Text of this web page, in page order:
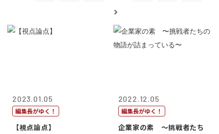
2023.01.05
編集長がゆく！
【視点論点】
2022.12.05
編集長がゆく！
企業家の素 〜挑戦者たち